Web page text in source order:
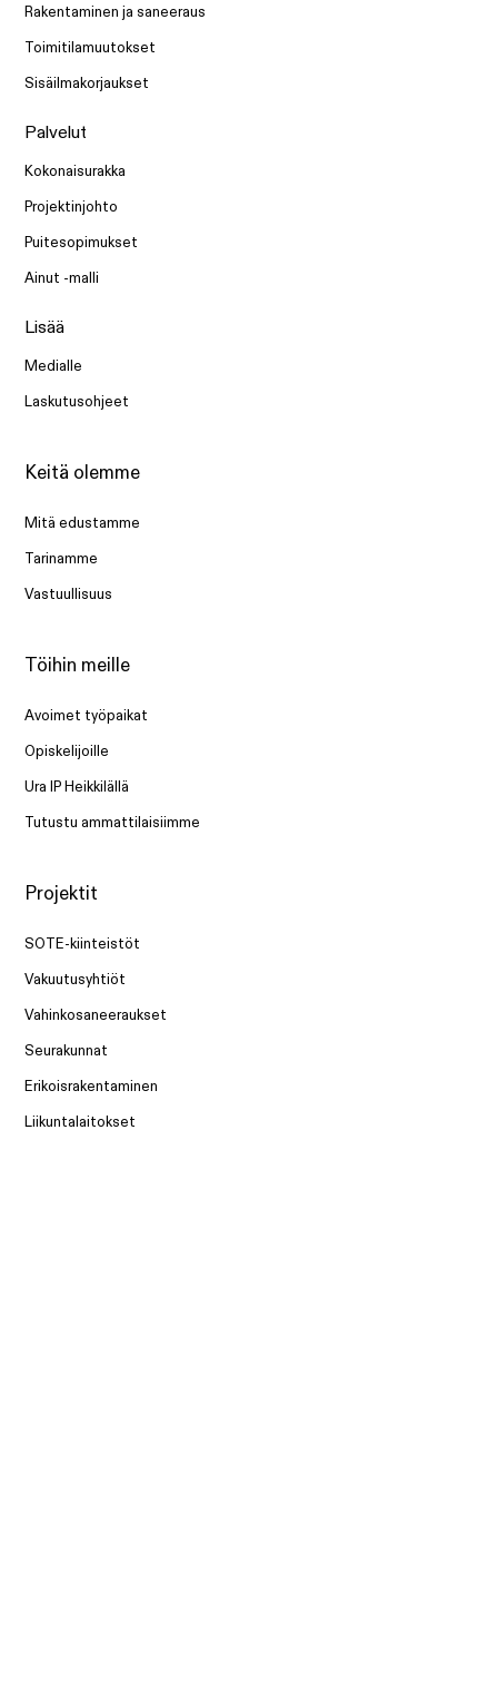
Rakentaminen ja saneeraus
Toimitilamuutokset
Sisäilmakorjaukset
Palvelut
Kokonaisurakka
Projektinjohto
Puitesopimukset
Ainut -malli
Lisää
Medialle
Laskutusohjeet
Keitä olemme
Mitä edustamme
Tarinamme
Vastuullisuus
Töihin meille
Avoimet työpaikat
Opiskelijoille
Ura IP Heikkilällä
Tutustu ammattilaisiimme
Projektit
SOTE-kiinteistöt
Vakuutusyhtiöt
Vahinkosaneeraukset
Seurakunnat
Erikoisrakentaminen
Liikuntalaitokset